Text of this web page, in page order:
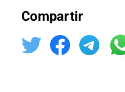
Compartir